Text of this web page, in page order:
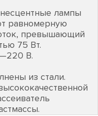
лампы
равномерную
превышающий
75 Вт.
В.
из стали.